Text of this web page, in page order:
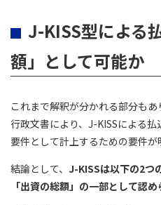
J-KISS型による
額」として可能か
これまで解釈が分かれる部分も
行政文書により、J-KISSによる
要件として計上するための要件が
結論として、 J-KISSは以下の2つ
「出資の総額」の一部として認め